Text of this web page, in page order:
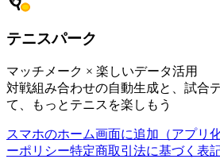
テニスパーク
マッチメーク × 楽しいデータ活用
対戦組み合わせの自動生成と、試合
て、もっとテニスを楽しもう
スマホのホーム画面に追加（アプリ化
ーポリシー特定商取引法に基づく表